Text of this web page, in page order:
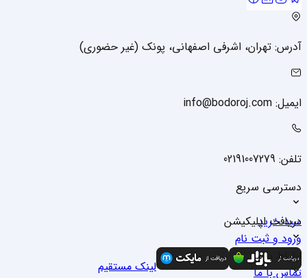
آدرس: تهران، اشرفی اصفهانی، پونک (غیر حضوری)
ایمیل: info@bodoroj.com
تلفن: 02191007279
دسترسی سریع
سبد خرید
ورود و ثبت نام
درباره ما
تماس با ما
دریافت اپلیکیشن
لینک مستقیم
ارتباط با ما